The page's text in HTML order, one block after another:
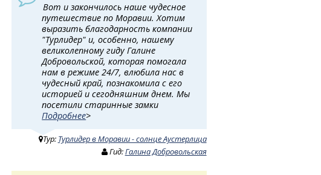
Вот и закончилось наше чудесное
путешествие по Моравии. Хотим
выразить благодарность компании
"Турлидер" и, особенно, нашему
великолепному гиду Галине
Добровольской, которая помогала
нам в режиме 24/7, влюбила нас в
чудесный край, познакомила с его
историей и сегодняшним днем. Мы
посетили старинные замки
Подробнее>
Тур: Турлидер в Моравии - солнце Аустерлица
Гид:Галина Добровольская